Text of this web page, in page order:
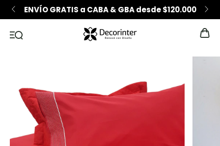
ENVÍO GRATIS a CABA & GBA desde $120.000